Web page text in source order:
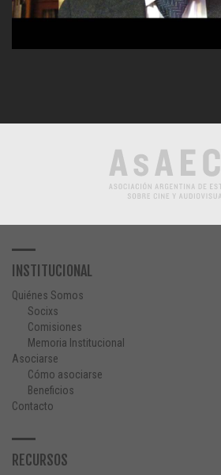
INSTITUCIONAL
Quiénes Somos
Socixs
Comisiones
Memoria Institucional
Asociarse
Cómo asociarse
Beneficios
Contacto
RECURSOS